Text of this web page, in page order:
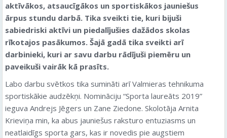
aktīvākos, atsaucīgākos un sportiskākos jauniešus
ārpus stundu darbā. Tika sveikti tie, kuri bijuši
sabiedriski aktīvi un piedalījušies dažādos skolas
rīkotajos pasākumos. Šajā gadā tika sveikti arī
darbinieki, kuri ar savu darbu rādījuši piemēru un
paveikuši vairāk kā prasīts.
Labo darbu svētkos tika sumināti arī Valmieras tehnikuma
sportiskākie audzēkņi. Nomināciju “Sporta laureāts 2019”
ieguva Andrejs Jēgers un Zane Ziedone. Skolotāja Arnita
Krieviņa min, ka abus jauniešus raksturo entuziasms un
neatlaidīgs sporta gars, kas ir novedis pie augstiem